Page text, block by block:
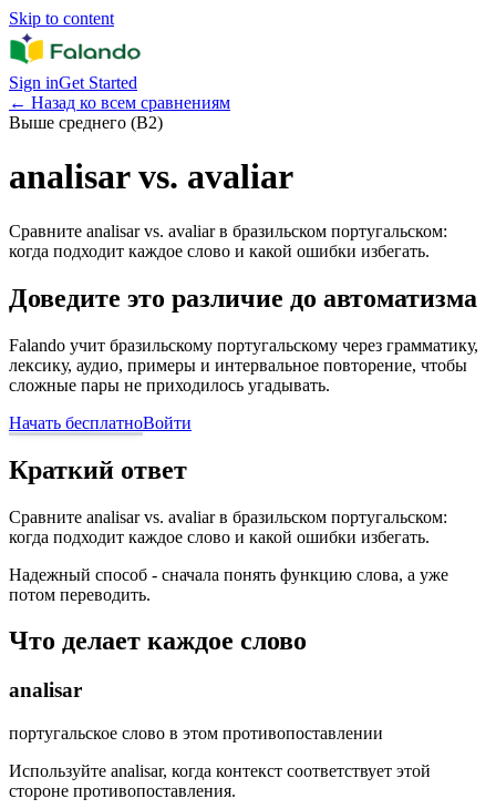
Skip to content
Sign inGet Started
← Назад ко всем сравнениям
Выше среднего (B2)
analisar vs. avaliar
Сравните analisar vs. avaliar в бразильском португальском:
когда подходит каждое слово и какой ошибки избегать.
Доведите это различие до автоматизма
Falando учит бразильскому португальскому через грамматику,
лексику, аудио, примеры и интервальное повторение, чтобы
сложные пары не приходилось угадывать.
Начать бесплатноВойти
Краткий ответ
Сравните analisar vs. avaliar в бразильском португальском:
когда подходит каждое слово и какой ошибки избегать.
Надежный способ - сначала понять функцию слова, а уже
потом переводить.
Что делает каждое слово
analisar
португальское слово в этом противопоставлении
Используйте analisar, когда контекст соответствует этой
стороне противопоставления.